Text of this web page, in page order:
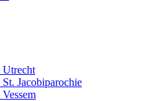
Utrecht
Jacobiparochie